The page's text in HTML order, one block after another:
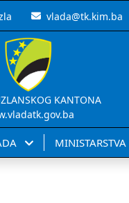
vlada@tk.kim.ba
KANTONA
MINISTARSTVA